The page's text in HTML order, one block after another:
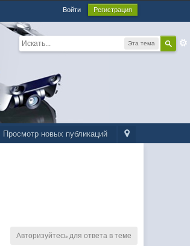
Войти Регистрация
Эта тема
Просмотр новых публикаций
Авторизуйтесь для ответа в теме